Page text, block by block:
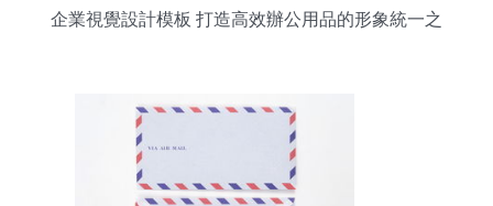
企業視覺設計模板 打造高效辦公用品的形象統一之